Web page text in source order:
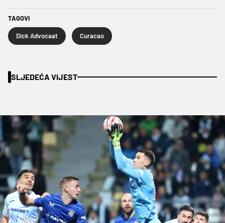
TAGOVI
Dick Advocaat Curacao
SLJEDEĆA VIJEST